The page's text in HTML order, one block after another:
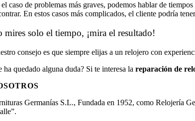
caso de problemas más graves, podemos hablar de
En estos casos más complicados, el cliente podría
mires solo el tiempo, ¡mira el resultado!
consejo es que siempre elijas a un relojero con
ha quedado alguna duda? Si te interesa la reparación de
Germanías S.L., Fundada en 1952, como Relojería